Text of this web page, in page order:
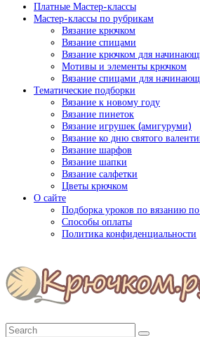
Платные Мастер-классы
Мастер-классы по рубрикам
Вязание крючком
Вязание спицами
Вязание крючком для
Мотивы и элементы крючком
Вязание спицами для
Тематические подборки
Вязание к новому году
Вязание пинеток
Вязание игрушек (амигуруми)
Вязание ко дню святого
Вязание шарфов
Вязание шапки
Вязание салфетки
Цветы крючком
О сайте
Подборка уроков по вязанию
Способы оплаты
Политика конфиденциальности